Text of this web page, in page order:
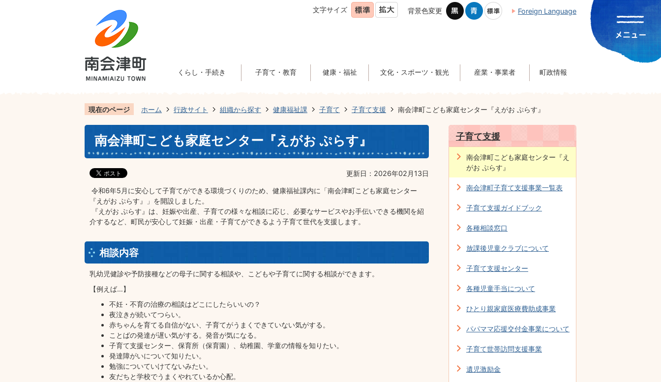
文字サイズ 背景色変更 Foreign Language
くらし・手続き 子育て・教育 健康・福祉 文化・スポーツ・観光 産業・事業者 町政情報
現在のページ ホーム 行政サイト 組織から探す 健康福祉課 子育て 子育て支援 南会津町こども家庭センター『えがお ぷらす』
南会津町こども家庭センター『えがお ぷらす』
更新日：2026年02月13日
令和6年5月に安心して子育てができる環境づくりのため、健康福祉課内に「南会津町こども家庭センター
『えがお ぷらす』」を開設しました。
『えがお ぷらす』は、妊娠や出産、子育ての様々な相談に応じ、必要なサービスやお手伝いできる機関を紹
介するなど、町民が安心して妊娠・出産・子育てができるよう子育て世代を支援します。
相談内容
乳幼児健診や予防接種などの母子に関する相談や、こどもや子育てに関する相談ができます。
【例えば…】
不妊・不育の治療の相談はどこにしたらいいの？
夜泣きが続いてつらい。
赤ちゃんを育てる自信がない、子育てがうまくできていない気がする。
ことばの発達が遅い気がする。発音が気になる。
子育て支援センター、保育所（保育園）、幼稚園、学童の情報を知りたい。
発達障がいについて知りたい。
勉強についていけてないみたい。
友だちと学校でうまくやれているか心配。
子育て支援
南会津町こども家庭センター『え
がお ぷらす』
南会津町子育て支援事業一覧表
子育て支援ガイドブック
各種相談窓口
放課後児童クラブについて
子育て支援センター
各種児童手当について
ひとり親家庭医療費助成事業
パパママ応援交付金事業について
子育て世帯訪問支援事業
遺児激励金